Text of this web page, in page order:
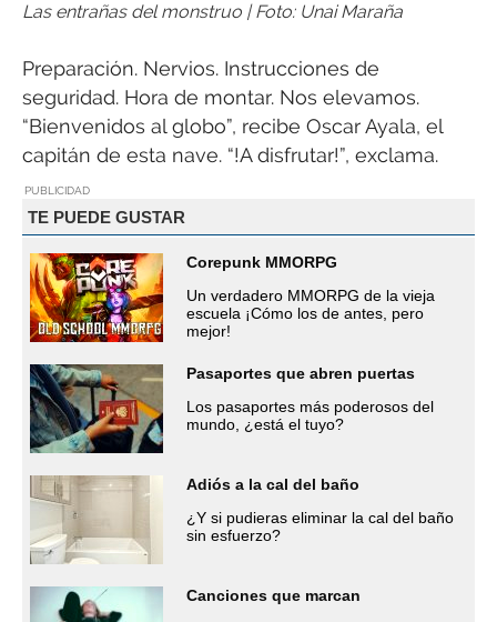
Las entrañas del monstruo | Foto: Unai Maraña
Preparación. Nervios. Instrucciones de
seguridad. Hora de montar. Nos elevamos.
“Bienvenidos al globo”, recibe Oscar Ayala, el
capitán de esta nave. “!A disfrutar!”, exclama.
PUBLICIDAD
TE PUEDE GUSTAR
Corepunk MMORPG
Un verdadero MMORPG de la vieja
escuela ¡Cómo los de antes, pero
mejor!
Pasaportes que abren puertas
Los pasaportes más poderosos del
mundo, ¿está el tuyo?
Adiós a la cal del baño
¿Y si pudieras eliminar la cal del baño
sin esfuerzo?
Canciones que marcan